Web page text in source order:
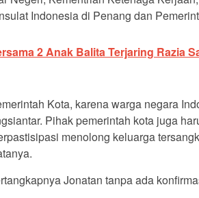
Indonesia di Penang dan
2 Anak Balita Terjaring Razia
Kota, karena warga negara
Pihak pemerintah kota juga
menolong keluarga
Jonatan tanpa ada